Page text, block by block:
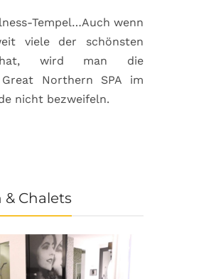
Tempel…Auch wenn
viele der schönsten
hat, wird man die
Northern SPA im
nicht bezweifeln.
Chalets